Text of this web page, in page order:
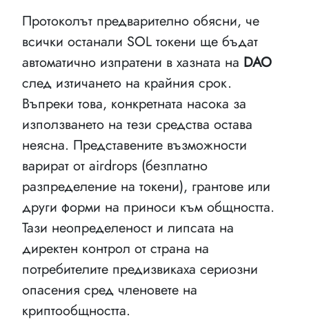
Протоколът предварително обясни, че
всички останали SOL токени ще бъдат
автоматично изпратени в хазната на DAO
след изтичането на крайния срок.
Въпреки това, конкретната насока за
използването на тези средства остава
неясна. Представените възможности
варират от airdrops (безплатно
разпределение на токени), грантове или
други форми на приноси към общността.
Тази неопределеност и липсата на
директен контрол от страна на
потребителите предизвикаха сериозни
опасения сред членовете на
криптообщността.